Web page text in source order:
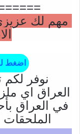
مهم لك
اضغط
نوفر
العراق اي
في العراق